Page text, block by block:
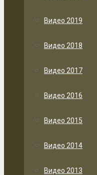
Видео 2019
Видео 2018
Видео 2017
Видео 2016
Видео 2015
Видео 2014
Видео 2013